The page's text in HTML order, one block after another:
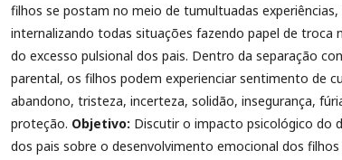
filhos se postam no meio de tumultuadas experiências,
internalizando todas situações fazendo papel de troca
do excesso pulsional dos pais. Dentro da separação
parental, os filhos podem experienciar sentimento de
abandono, tristeza, incerteza, solidão, insegurança,
proteção. Objetivo: Discutir o impacto psicológico do
dos pais sobre o desenvolvimento emocional dos